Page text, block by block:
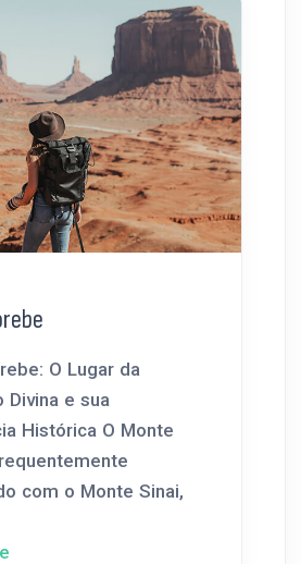
O Lugar da
Divina e sua
Histórica O Monte
com o Monte Sinai,